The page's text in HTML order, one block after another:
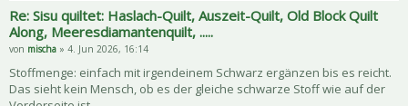
Re: Sisu quiltet: Haslach-Quilt, Auszeit-Quilt, Old Block Quilt
Along, Meeresdiamantenquilt, .....
von mischa » 4. Jun 2026, 16:14
Stoffmenge: einfach mit irgendeinem Schwarz ergänzen bis es reicht.
Das sieht kein Mensch, ob es der gleiche schwarze Stoff wie auf der